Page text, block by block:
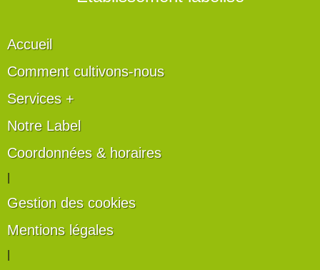
Accueil
Comment cultivons-nous
Services +
Notre Label
Coordonnées & horaires
Gestion des cookies
Mentions légales